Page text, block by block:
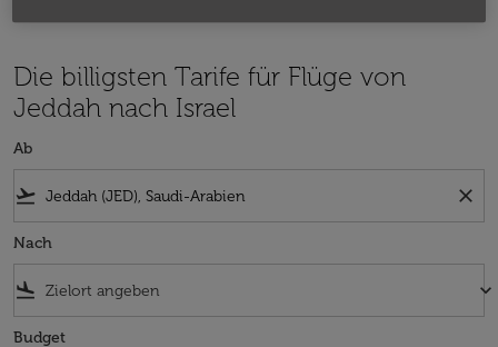
Die billigsten Tarife für Flüge von
Jeddah nach Israel
Ab
flight_takeoff close
Nach
flight_land keyboard_arrow_down
Budget